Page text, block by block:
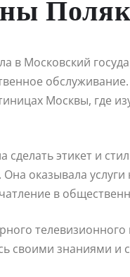
в Московский
Москвы, где
этикет и
Она оказывала
в
своими знаниями